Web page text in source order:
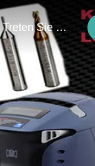
Treten Sie Mit Uns In Verbindung